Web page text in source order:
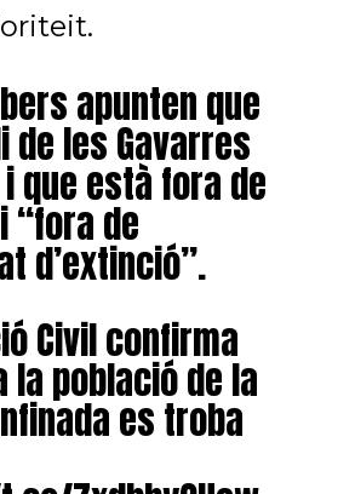
apunten que
de les Gavarres
que està fora de
“fora de
d’extinció”.
Civil confirma
la població de la
es troba